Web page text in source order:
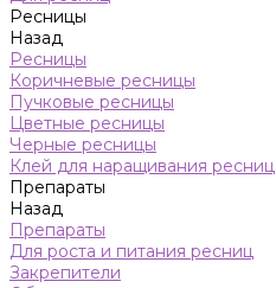
Ресницы
Назад
Ресницы
Коричневые ресницы
Пучковые ресницы
Цветные ресницы
Черные ресницы
Клей для наращивания ресниц
Препараты
Назад
Препараты
Для роста и питания ресниц
Закрепители